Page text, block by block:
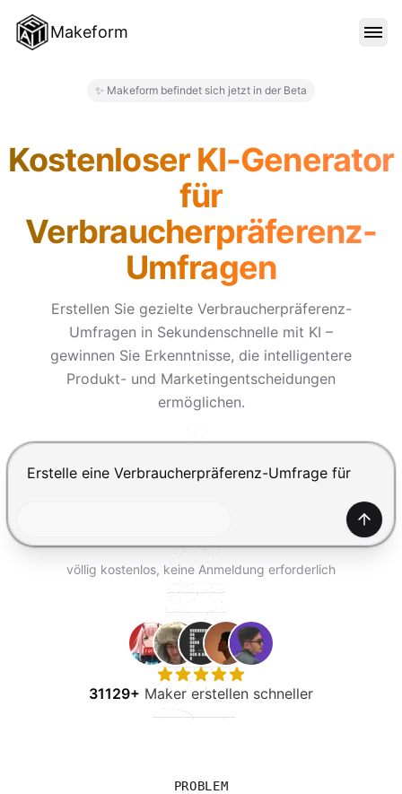
Makeform
ANMELDEN
KOSTENLOS TESTEN
✨ Makeform befindet sich jetzt in der Beta
Kostenloser KI-Generator
für
Verbraucherpräferenz-
Umfragen
Erstellen Sie gezielte Verbraucherpräferenz-
Umfragen in Sekundenschnelle mit KI –
gewinnen Sie Erkenntnisse, die intelligentere
Produkt- und Marketingentscheidungen
ermöglichen.
Drücke Enter zum Absenden, Shift+Enter für einen
völlig kostenlos, keine Anmeldung erforderlich
31129+ Maker erstellen schneller
PROBLEM